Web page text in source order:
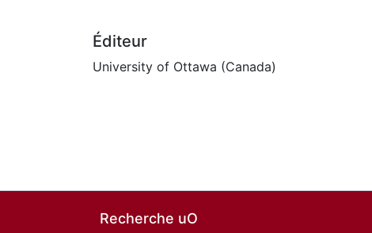
Éditeur
University of Ottawa (Canada)
Recherche uO